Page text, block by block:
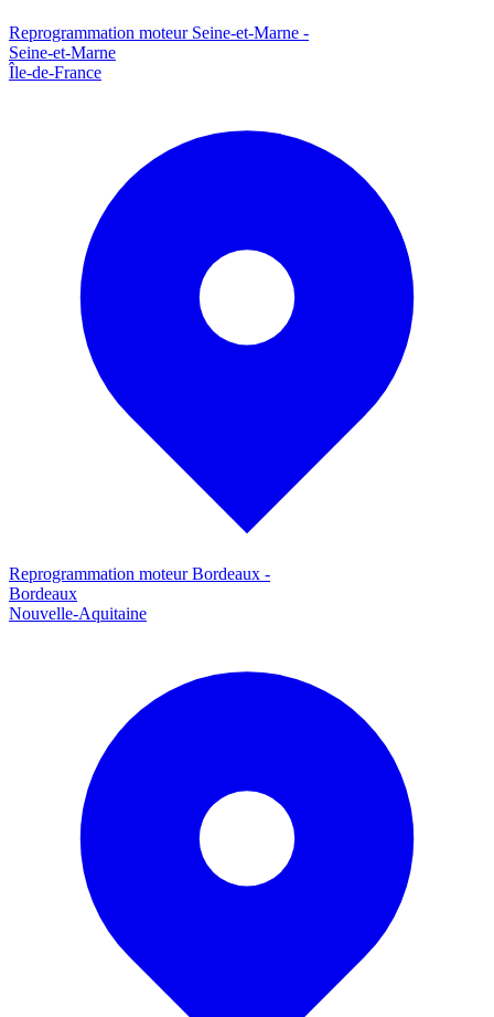
Reprogrammation moteur Seine-et-Marne -
Seine-et-Marne
Île-de-France
Reprogrammation moteurBordeaux -
Bordeaux
Nouvelle-Aquitaine